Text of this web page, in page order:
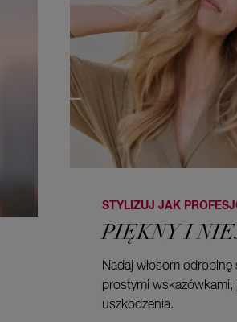
STYLIZUJ JAK
PIĘKNY I
Nadaj włosom
prostymi wskazówkami,
uszkodzenia.